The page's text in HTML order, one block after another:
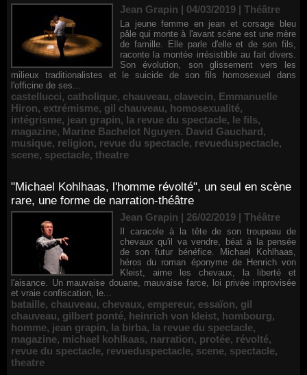
Jean Grapin | 04/03/2019 | Théâtre
La jeune femme en jean et corsage bleu
pâle qui monte à l'avant scène est une mère
de famille. Elle parle d'elle et de son fils,
raconte la montée irrésistible au fait divers.
Son évolution, son glissement vers les
milieux traditionalistes et le suicide de son fils homosexuel dans
l'officine de ses...
castellucci, catholique, chauveau, clavecin, Emmanuelle
Hiron, extrémisme, gil chauveau, homosexualité,
intégrisme, jean grapin, la revue du spectacle, le fils,
magazine, Marine Bachelot Nguyen. David Gauchard,
musique, religion, revue du spectacle, revueduspectacle,
scene, spectacle, theatre
"Michael Kohlhaas, l'homme révolté", un seul en scène
rare, une forme de narration-théâtre
Jean Grapin | 26/02/2019 | Théâtre
Il caracole à la tête de son troupeau de
chevaux qu'il va vendre, béat à la pensée
de son futur bénéfice. Michael Kohlhaas,
héros du roman éponyme de Henrich von
Kleist, aime les chevaux, la liberté et
l'aisance. Un mauvaise douane, mauvaise farce, loi privée improvisée
et vraie confiscation, le...
bataille, chauveau, chevaux, empereur, essaïon, gil
chauveau, gilbert ponté, heinrich von kleist, hombourg,
homme, jean grapin, la birba, la revue du spectacle,
magazine, michael kohlkaas, narration, protée, révolté,
revue du spectacle, revueduspectacle, scene, spectacle,
theatre